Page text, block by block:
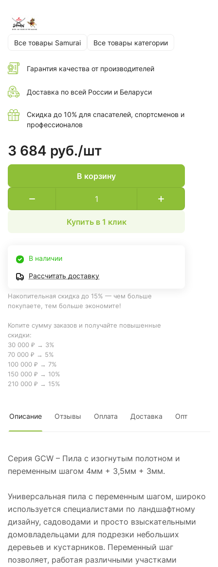
Все товары Samurai Все товары категории
Гарантия качества от производителей
Доставка по всей России и Беларуси
Скидка до 10% для спасателей, спортсменов и
профессионалов
3 684 руб./шт
В корзину
Купить в 1 клик
В наличии
Рассчитать доставку
Накопительная скидка до 15% — чем больше
покупаете, тем больше экономите!
Копите сумму заказов и получайте повышенные
скидки:
30 000 ₽ → 3%
70 000 ₽ → 5%
100 000 ₽ → 7%
150 000 ₽ → 10%
210 000 ₽ → 15%
Описание Отзывы Оплата Доставка Опт
Серия GCW – Пила с изогнутым полотном и
переменным шагом 4мм + 3,5мм + 3мм.
Универсальная пила с переменным шагом, широко
используется специалистами по ландшафтному
дизайну, садоводами и просто взыскательными
домовладельцами для подрезки небольших
деревьев и кустарников. Переменный шаг
позволяет, работая различными участками